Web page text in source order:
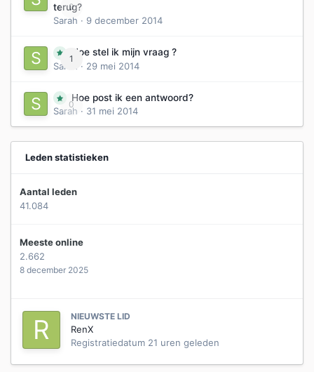
0
terug?
Sarah · 9 december 2014
1
Hoe stel ik mijn vraag ?
Sarah
· 29 mei 2014
0
Hoe post ik een antwoord?
Sarah · 31 mei 2014
Leden statistieken
Aantal leden
41.084
Meeste online
2.662
8 december 2025
NIEUWSTE LID
RenX
Registratiedatum 21 uren geleden